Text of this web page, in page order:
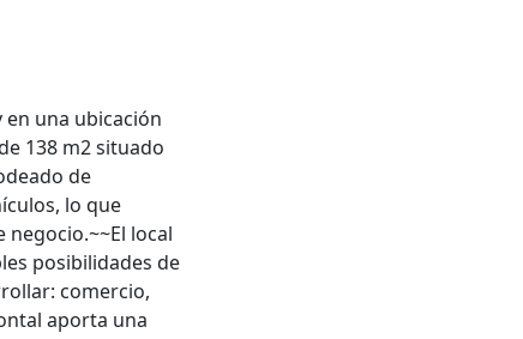
una ubicación
138 m2 situado
de
lo que
local
posibilidades de
comercio,
aporta una